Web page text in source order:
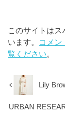
このサイトは
います。 コメン
覧ください
Lily
URBAN